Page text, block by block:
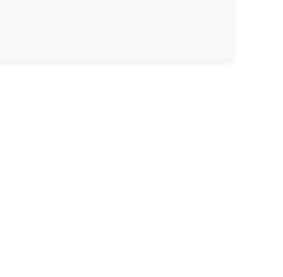
иконе:
Православной